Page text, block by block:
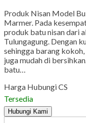
Produk Nisan Model
Marmer. Pada
produk batu nisan dari
Tulungagung. Dengan
sehingga barang
juga mudah di
batu…
Harga Hubungi CS
Tersedia
Hubungi Kami